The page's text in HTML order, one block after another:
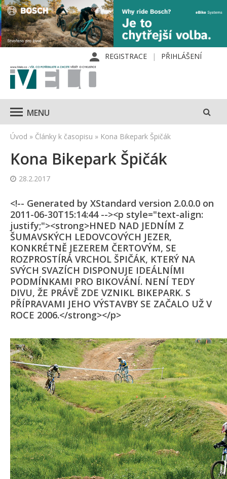
REGISTRACE PŘIHLÁŠENÍ
MENU
Úvod » Články k časopisu » Kona Bikepark Špičák
Kona Bikepark Špičák
28.2.2017
<!-- Generated by XStandard version 2.0.0.0 on
2011-06-30T15:14:44 --><p style="text-align:
justify;"><strong>HNED NAD JEDNÍM Z
ŠUMAVSKÝCH LEDOVCOVÝCH JEZER,
KONKRÉTNĚ JEZEREM ČERTOVÝM, SE
ROZPROSTÍRÁ VRCHOL ŠPIČÁK, KTERÝ NA
SVÝCH SVAZÍCH DISPONUJE IDEÁLNÍMI
PODMÍNKAMI PRO BIKOVÁNÍ. NENÍ TEDY
DIVU, ŽE PRÁVĚ ZDE VZNIKL BIKEPARK. S
PŘÍPRAVAMI JEHO VÝSTAVBY SE ZAČALO UŽ V
ROCE 2006.</strong></p>